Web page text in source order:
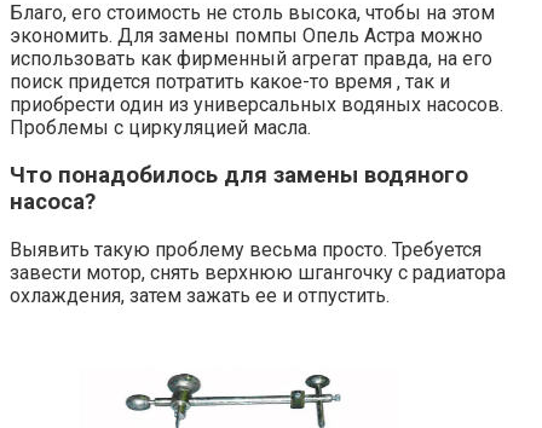
Благо, его стоимость не столь высока, чтобы на этом
экономить. Для замены помпы Опель Астра можно
использовать как фирменный агрегат правда, на его
поиск придется потратить какое-то время , так и
приобрести один из универсальных водяных насосов.
Проблемы с циркуляцией масла.
Что понадобилось для замены водяного
насоса?
Выявить такую проблему весьма просто. Требуется
завести мотор, снять верхнюю шгангочку с радиатора
охлаждения, затем зажать ее и отпустить.